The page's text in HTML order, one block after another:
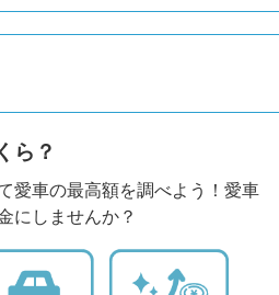
ら？
愛車の最高額を調べよう！愛車
にしませんか？